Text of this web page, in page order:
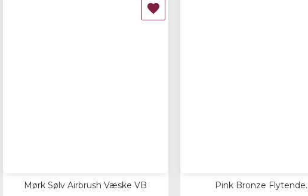

Mørk Sølv Airbrush Væske VB Pink Bronze